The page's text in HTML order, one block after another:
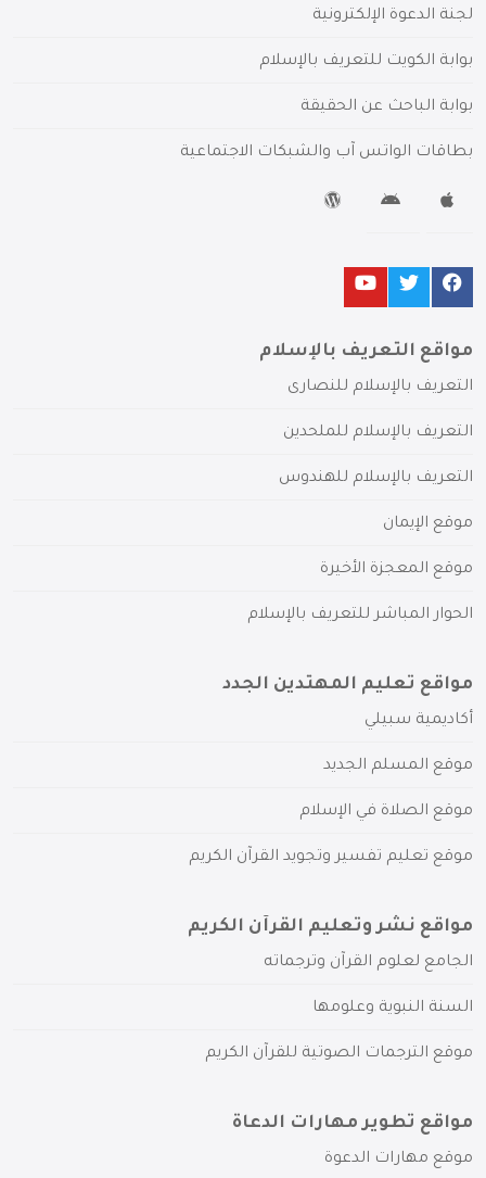
لجنة الدعوة الإلكترونية
بوابة الكويت للتعريف بالإسلام
بوابة الباحث عن الحقيقة
بطاقات الواتس آب والشبكات الاجتماعية
مواقع التعريف بالإسلام
التعريف بالإسلام للنصارى
التعريف بالإسلام للملحدين
التعريف بالإسلام للهندوس
موقع الإيمان
موقع المعجزة الأخيرة
الحوار المباشر للتعريف بالإسلام
مواقع تعليم المهتدين الجدد
أكاديمية سبيلي
موقع المسلم الجديد
موقع الصلاة في الإسلام
موقع تعليم تفسير وتجويد القرآن الكريم
مواقع نشر وتعليم القرآن الكريم
الجامع لعلوم القرآن وترجماته
السنة النبوية وعلومها
موقع الترجمات الصوتية للقرآن الكريم
مواقع تطوير مهارات الدعاة
موقع مهارات الدعوة